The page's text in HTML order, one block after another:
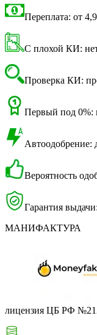
Переплата: от
С плохой КИ:
Проверка КИ:
Первый под 0%:
Автоодобрение:
Вероятность
Гарантия
МАНИФАКТУРА
лицензия ЦБ РФ